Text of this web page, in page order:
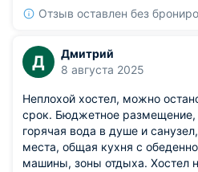
Отзыв оставлен без
Д
Дмитрий
8 августа 2025
Неплохой хостел, можно
срок. Бюджетное размещение,
горячая вода в душе и
места, общая кухня с
машины, зоны отдыха. Хостел